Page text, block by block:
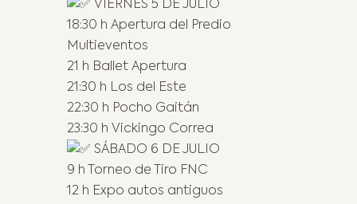
VIERNES 5 DE JULIO
18:30 h Apertura del Predio
Multieventos
21 h Ballet Apertura
21:30 h Los del Este
22:30 h Pocho Gaitán
23:30 h Vickingo Correa
SÁBADO 6 DE JULIO
9 h Torneo de Tiro FNC
12 h Expo autos antiguos